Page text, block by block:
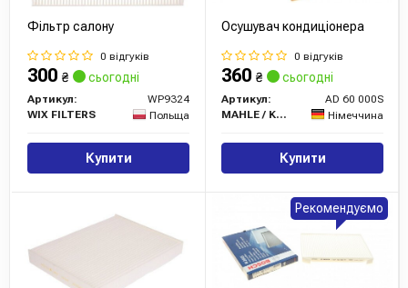
Фільтр салону
0 відгуків
300 ₴ сьогодні
Артикул:
WP9324
WIX FILTERS
Польща
Купити
Осушувач кондиціонера
0 відгуків
360 ₴ сьогодні
Артикул:
AD 60 000S
MAHLE / KNECHT
Німеччина
Купити
Рекомендуємо